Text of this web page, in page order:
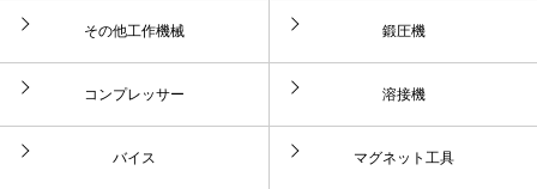
その他工作機械 鍛圧機
コンプレッサー 溶接機
バイス マグネット工具